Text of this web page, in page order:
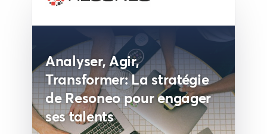
Analyser, Agir,
Transformer: La stratégie
de Resoneo pour engager
ses talents